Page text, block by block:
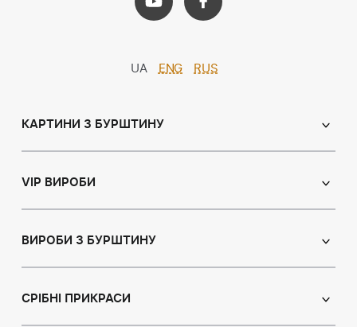
UA ENG RUS
КАРТИНИ З БУРШТИНУ
Іменні ікони
Натюрморт
Мисливська тема
VIP ВИРОБИ
Ікони з пластин
ВИРОБИ З БУРШТИНУ
Браслети
СРІБНІ ПРИКРАСИ